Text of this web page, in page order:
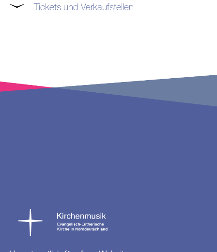
Tickets und Verkaufstellen